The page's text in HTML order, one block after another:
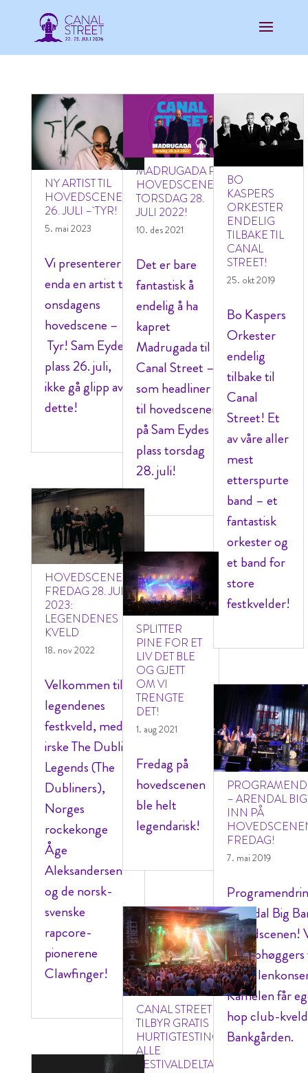
NY ARTIST TIL
HOVEDSCENEN
26. JULI – TYR!
5. mai 2023
Vi presenterer
enda en artist til
onsdagens
hovedscene –
Tyr! Sam Eydes
plass 26. juli,
ikke gå glipp av
dette!
HOVEDSCENEN
FREDAG 28. JULI
2023:
LEGENDENES
KVELD
18. nov 2022
Velkommen til
legendenes
festkveld, med
irske The Dublin
Legends (The
Dubliners),
Norges
rockekonge
Åge
Aleksandersen
og de norsk-
svenske
rapcore-
pionerene
Clawfinger!
MADRUGADA PÅ
HOVEDSCENEN
TORSDAG 28.
JULI 2022!
10. des 2021
Det er bare
fantastisk å
endelig å ha
kapret
Madrugada til
Canal Street –
som headliner
til hovedscenen
på Sam Eydes
plass torsdag
28. juli!
SPLITTER
PINE FOR ET
LIV DET BLE
OG GJETT
OM VI
TRENGTE
DET!
1. aug 2021
Fredag på
hovedscenen
ble helt
legendarisk!
CANAL STREET
TILBYR GRATIS
HURTIGTESTING AV
ALLE
FESTIVALDELTAGERE
BO
KASPERS
ORKESTER
ENDELIG
TILBAKE TIL
CANAL
STREET!
25. okt 2019
Bo Kaspers
Orkester
endelig
tilbake til
Canal
Street! Et
av våre aller
mest
etterspurte
band – et
fantastisk
orkester og
et band for
store
festkvelder!
– ARENDAL
INN PÅ
FREDAG!
7. mai 2019
Arendal Big
hovedscenen!
til
Kamelen får
hop club-
Bankgården.